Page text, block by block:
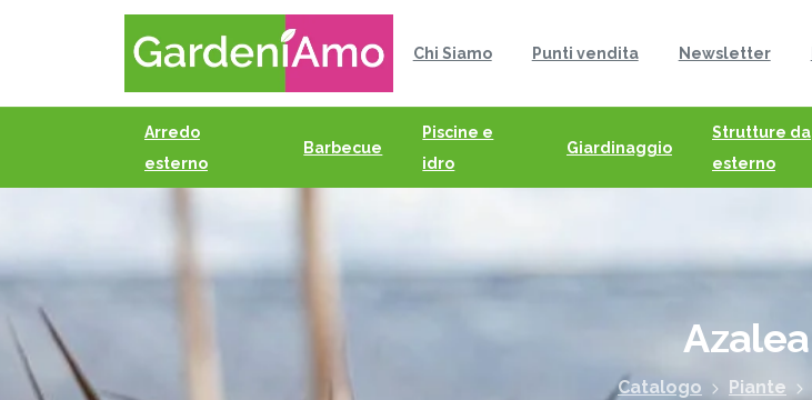
Chi Siamo Punti vendita Newsletter
Arredo
esterno
Barbecue
Piscine e
idro
Giardinaggio
Strutture da
esterno
Azalea
Catalogo Piante